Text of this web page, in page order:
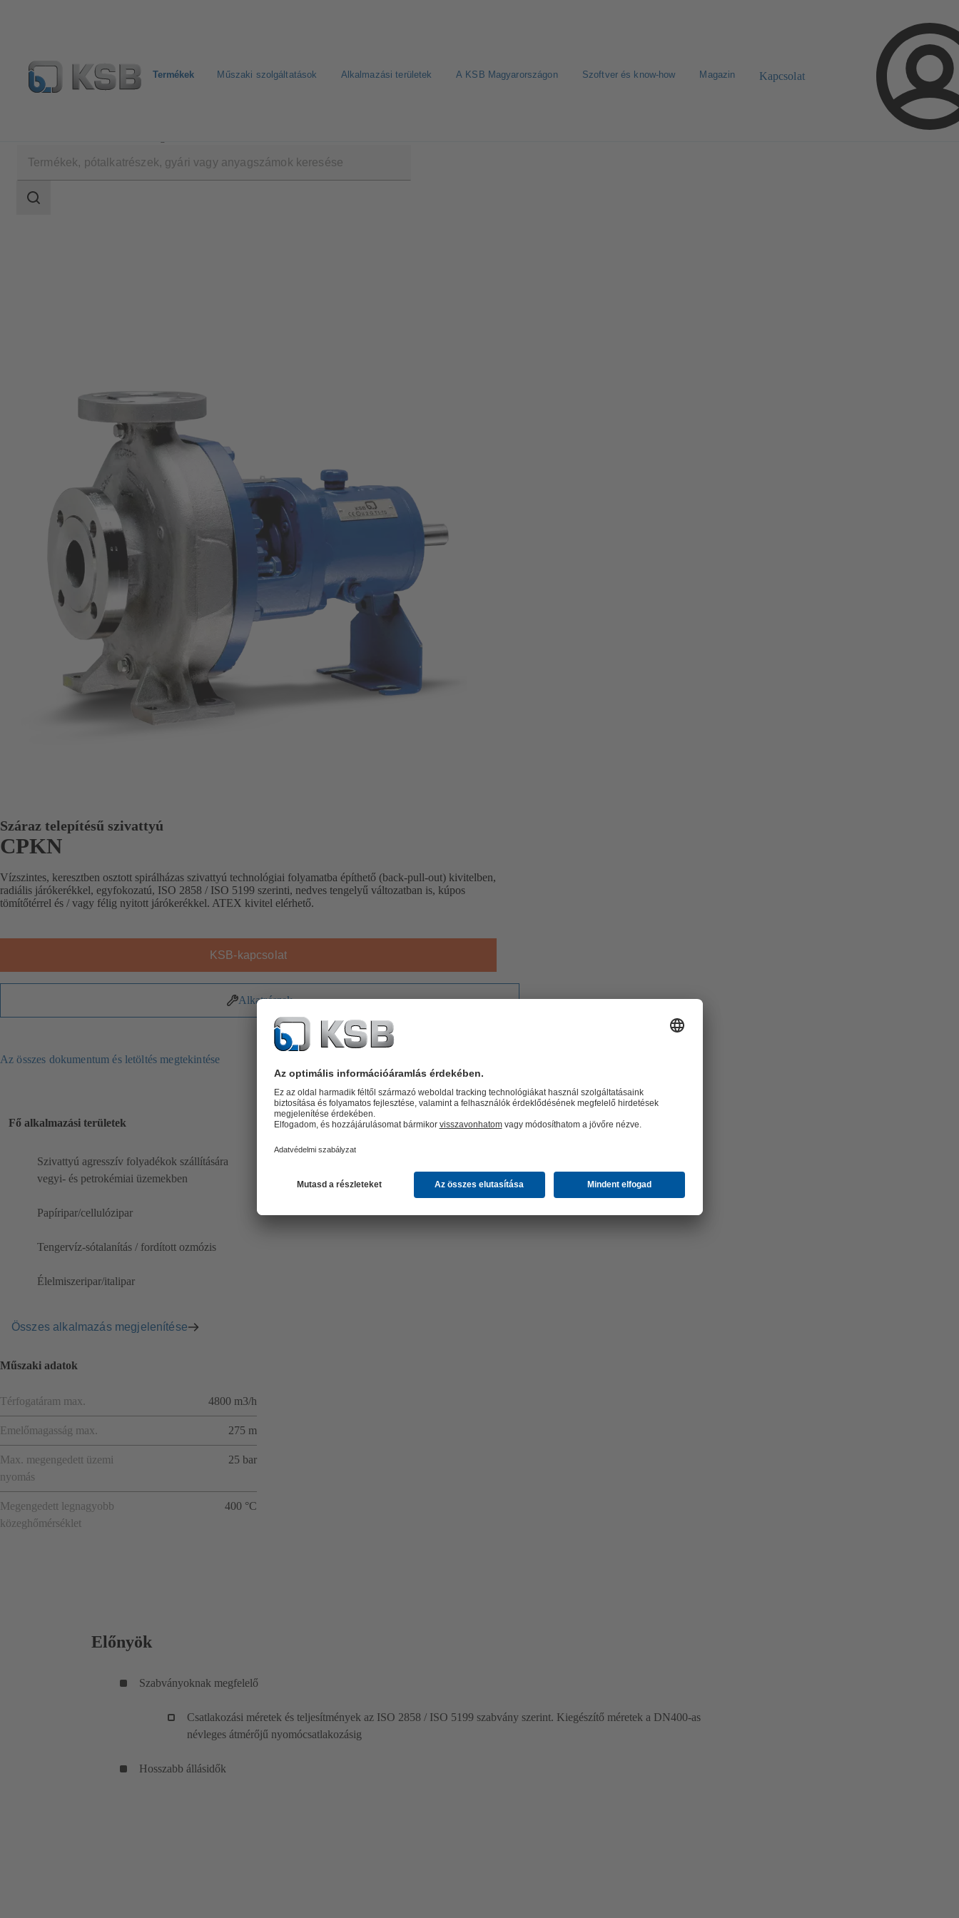
Termékek Műszaki szolgáltatások Alkalmazási területek A KSB Magyarországon Szoftver és know-how Magazin Kapcsolat
tartomány
Keresési
Száraz telepítésű szivattyú
CPKN
Vízszintes, keresztben osztott spirálházas szivattyú technológiai folyamatba építhető (back-pull-out) kivitelben,
radiális járókerékkel, egyfokozatú, ISO 2858 / ISO 5199 szerinti, nedves tengelyű változatban is, kúpos
tömítőtérrel és / vagy félig nyitott járókerékkel. ATEX kivitel elérhető.
KSB-kapcsolat
Alkatrészek
Az összes dokumentum és letöltés megtekintése
Fő alkalmazási területek
Szivattyú agresszív folyadékok szállítására
vegyi- és petrokémiai üzemekben
Papíripar/cellulózipar
Tengervíz-sótalanítás / fordított ozmózis
Élelmiszeripar/italipar
Összes alkalmazás megjelenítése
Műszaki adatok
Térfogatáram max. 4800 m3/h
Emelőmagasság max. 275 m
Max. megengedett üzemi
nyomás
25 bar
Megengedett legnagyobb
közeghőmérséklet
400 °C
Előnyök
Szabványoknak megfelelő
Csatlakozási méretek és teljesítmények az ISO 2858 / ISO 5199 szabvány szerint. Kiegészítő méretek a DN400-as
névleges átmérőjű nyomócsatlakozásig
Hosszabb állásidők